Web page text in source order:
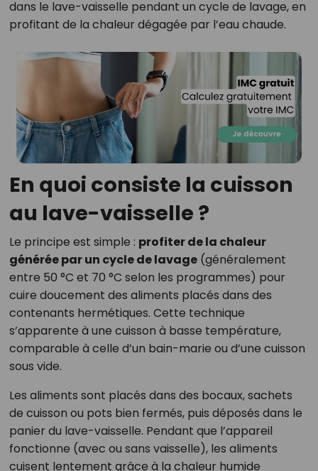
dans le lave-vaisselle pendant un cycle de lavage, en
profitant de la chaleur dégagée par l’eau chaude.
En quoi consiste la cuisson
au lave-vaisselle ?
Le principe est simple : profiter de la chaleur
générée par un cycle de lavage(généralement
entre 50 °C et 70 °C selon les programmes) pour
cuire doucement des aliments placés dans des
contenants hermétiques. Cette technique
s’apparente à une cuisson à basse température,
comparable à celle d’un bain-marie ou d’une cuisson
sous vide.
Les aliments sont placés dans des bocaux, sachets
de cuisson ou pots bien fermés, puis déposés dans le
panier du lave-vaisselle. Pendant que l’appareil
fonctionne (avec ou sans vaisselle), les aliments
cuisent lentement grâce à la chaleur humide